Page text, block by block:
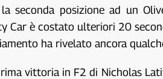
seconda posizione ad un
Car è costato ulteriori 20
ha rivelato ancora
vittoria in F2 di Nicholas